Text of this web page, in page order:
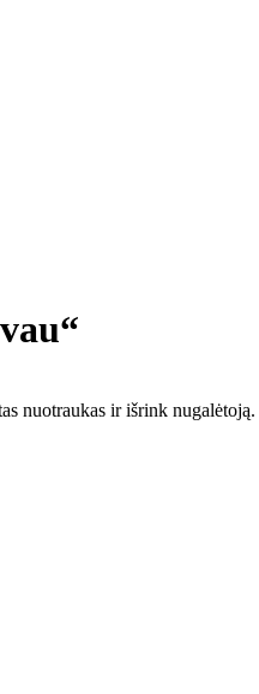
nuotraukas ir išrink nugalėtoją.